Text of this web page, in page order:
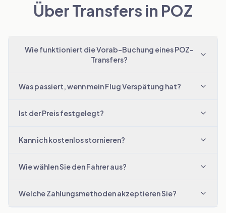
Über Transfers in POZ
Wie funktioniert die Vorab-Buchung eines POZ-
Transfers?
Was passiert, wenn mein Flug Verspätung hat?
Ist der Preis festgelegt?
Kann ich kostenlos stornieren?
Wie wählen Sie den Fahrer aus?
Welche Zahlungsmethoden akzeptieren Sie?